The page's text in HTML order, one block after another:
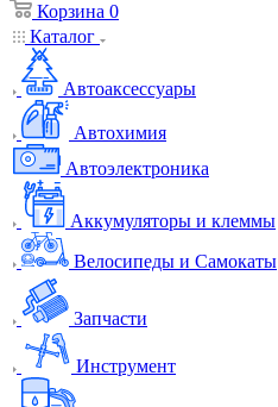
Корзина 0
Каталог
Автоаксессуары
Автохимия
Автоэлектроника
Аккумуляторы и клеммы
Велосипеды и Самокаты
Запчасти
Инструмент